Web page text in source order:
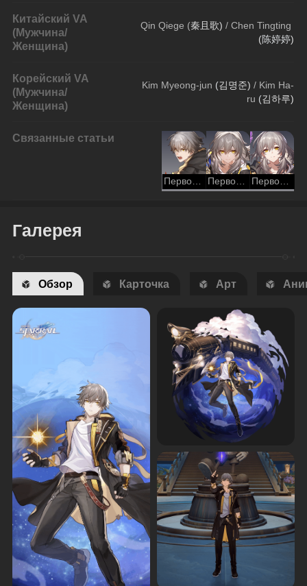
Китайский VA
(Мужчина/
Женщина)
Qin Qiege (秦且歌) / Chen Tingting
(陈婷婷)
Корейский VA
(Мужчина/
Женщина)
Kim Myeong-jun (김명준) / Kim Ha-
ru (김하루)
Связанные статьи
Первопроходец (Сохранение) Первопроходец (Гармония) Первопроходец (Память)
Галерея
Обзор Карточка Арт